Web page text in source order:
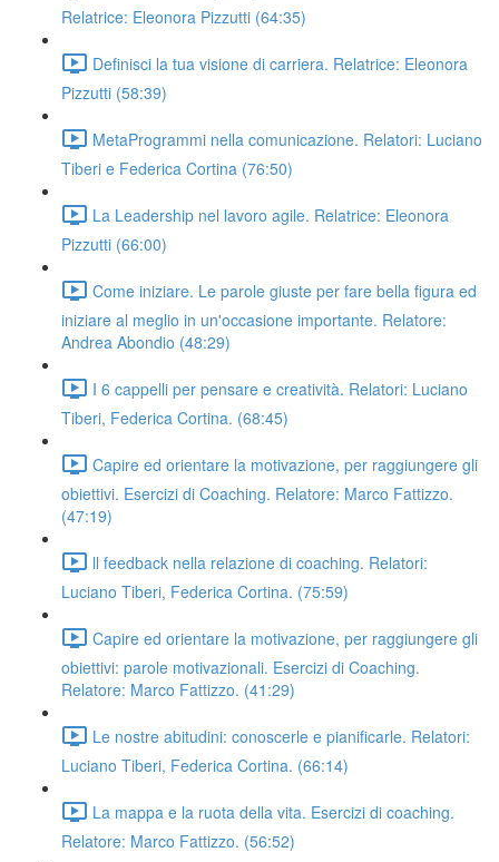
Relatrice: Eleonora Pizzutti (64:35)
Definisci la tua visione di carriera. Relatrice: Eleonora
Pizzutti (58:39)
MetaProgrammi nella comunicazione. Relatori: Luciano
Tiberi e Federica Cortina (76:50)
La Leadership nel lavoro agile. Relatrice: Eleonora
Pizzutti (66:00)
Come iniziare. Le parole giuste per fare bella figura ed
iniziare al meglio in un'occasione importante. Relatore:
Andrea Abondio (48:29)
I 6 cappelli per pensare e creatività. Relatori: Luciano
Tiberi, Federica Cortina. (68:45)
Capire ed orientare la motivazione, per raggiungere gli
obiettivi. Esercizi di Coaching. Relatore: Marco Fattizzo.
(47:19)
ll feedback nella relazione di coaching. Relatori:
Luciano Tiberi, Federica Cortina. (75:59)
Capire ed orientare la motivazione, per raggiungere gli
obiettivi: parole motivazionali. Esercizi di Coaching.
Relatore: Marco Fattizzo. (41:29)
Le nostre abitudini: conoscerle e pianificarle. Relatori:
Luciano Tiberi, Federica Cortina. (66:14)
La mappa e la ruota della vita. Esercizi di coaching.
Relatore: Marco Fattizzo. (56:52)